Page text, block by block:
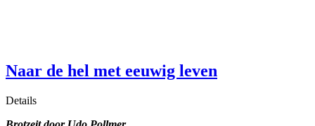
Naar de hel met eeuwig leven
Details